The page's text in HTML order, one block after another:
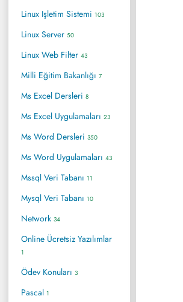
Linux Işletim Sistemi 103
Linux Server 50
Linux Web Filter 43
Milli Eğitim Bakanlığı 7
Ms Excel Dersleri 8
Ms Excel Uygulamaları 23
Ms Word Dersleri 350
Ms Word Uygulamaları 43
Mssql Veri Tabanı 11
Mysql Veri Tabanı 10
Network 34
Online Ücretsiz Yazılımlar
1
Ödev Konuları 3
Pascal 1